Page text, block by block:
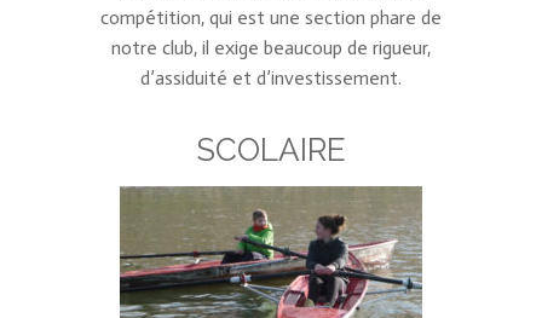
compétition, qui est une section phare de
notre club, il exige beaucoup de rigueur,
d’assiduité et d’investissement.
SCOLAIRE